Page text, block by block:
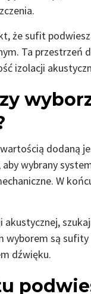
że sufit
Ta
izolacji
dodaną
wybrany
W
akustycznej,
wyborem są
dźwięku.